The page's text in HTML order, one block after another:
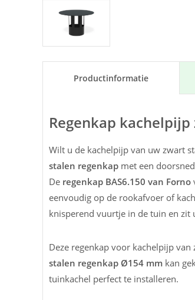
Product­informatie
Regenkap
Wilt u de kachelpijp van uw zwart
stalen regenkap met een
De regenkap BAS6.150 van Forno
eenvoudig op de rookafvoer of
knisperend vuurtje in de tuin en zit
Deze regenkap voor kachelpijp
stalen regenkap Ø154 mm kan
tuinkachel perfect te installeren.